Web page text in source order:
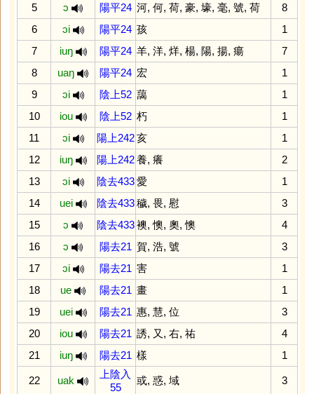
5
ɔ 陽平24 河, 何, 荷, 豪, 壕, 毫, 號, 荷
8
6
ɔi 陽平24 孩
1
7
iuŋ 陽平24 羊, 洋, 烊, 楊, 陽, 揚, 瘍
7
8
uaŋ 陽平24 宏
1
9
ɔi 陰上52 藹
1
10
iou 陰上52 朽
1
11
ɔi 陽上242 亥
1
12
iuŋ 陽上242 養, 癢
2
13
ɔi 陰去433 愛
1
14
uei 陰去433 穢, 畏, 慰
3
15
ɔ 陰去433 襖,懊, 奧,懊
4
16
ɔ 陽去21 賀, 浩, 號
3
17
ɔi 陽去21 害
1
18
ue 陽去21 畫
1
19
uei 陽去21 惠, 慧, 位
3
20
iou 陽去21 誘, 又 , 右, 祐
4
21
iuŋ 陽去21 樣 1
22 uak
上陰入
55
或, 惑, 域 3